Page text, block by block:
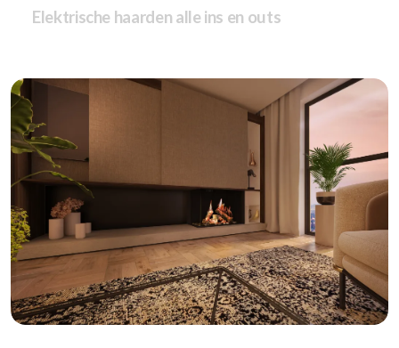
Elektrische haarden alle ins en outs